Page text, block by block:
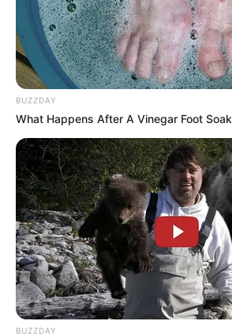
BUZZDAY
What Happens After A Vinegar Foot Soak
BUZZDAY